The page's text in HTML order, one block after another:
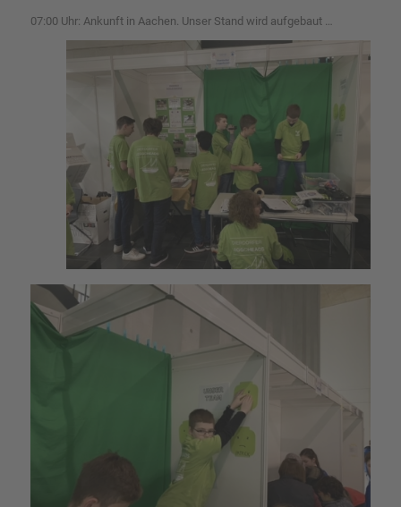
07:00 Uhr: Ankunft in Aachen. Unser Stand wird aufgebaut …